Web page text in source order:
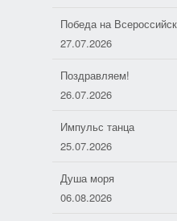
Поздравляем!
26.07.2026
Импульс танца
25.07.2026
Душа моря
06.08.2026
Дорожные следопыты
04.08.2026